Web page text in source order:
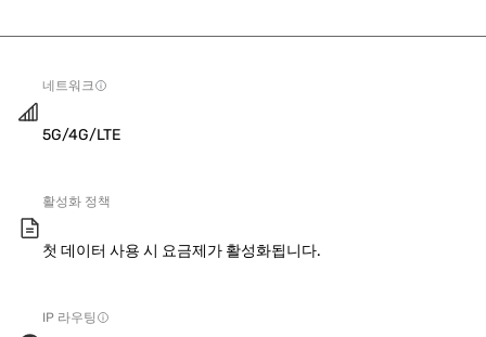
네트워크
5G/4G/LTE
활성화 정책
첫 데이터 사용 시 요금제가 활성화됩니다.
IP 라우팅